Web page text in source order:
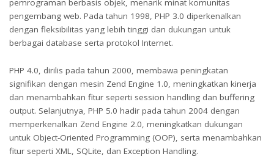
pemrograman berbasis objek, menarik minat komunitas
pengembang web. Pada tahun 1998, PHP 3.0 diperkenalkan
dengan fleksibilitas yang lebih tinggi dan dukungan untuk
berbagai database serta protokol Internet.
PHP 4.0, dirilis pada tahun 2000, membawa peningkatan
signifikan dengan mesin Zend Engine 1.0, meningkatkan kinerja
dan menambahkan fitur seperti session handling dan buffering
output. Selanjutnya, PHP 5.0 hadir pada tahun 2004 dengan
memperkenalkan Zend Engine 2.0, meningkatkan dukungan
untuk Object-Oriented Programming (OOP), serta menambahkan
fitur seperti XML, SQLite, dan Exception Handling.